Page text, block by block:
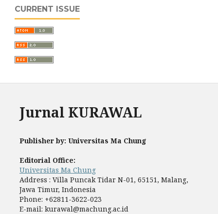
CURRENT ISSUE
Jurnal KURAWAL
Publisher by: Universitas Ma Chung
Editorial Office:
Universitas Ma Chung
Address : Villa Puncak Tidar N-01, 65151, Malang,
Jawa Timur, Indonesia
Phone: +62811-3622-023
E-mail: kurawal@machung.ac.id